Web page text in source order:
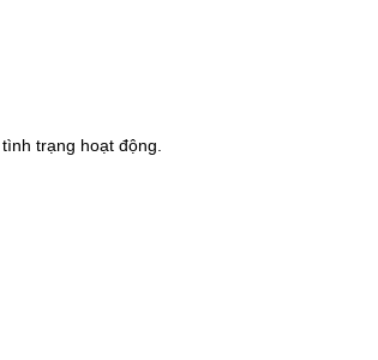
trạng hoạt động.